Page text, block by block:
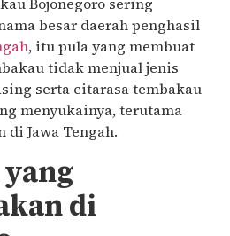
besar daerah penghasil
, itu pula yang membuat
tidak menjual jenis
serta citarasa tembakau
menyukainya, terutama
Jawa Tengah.
di